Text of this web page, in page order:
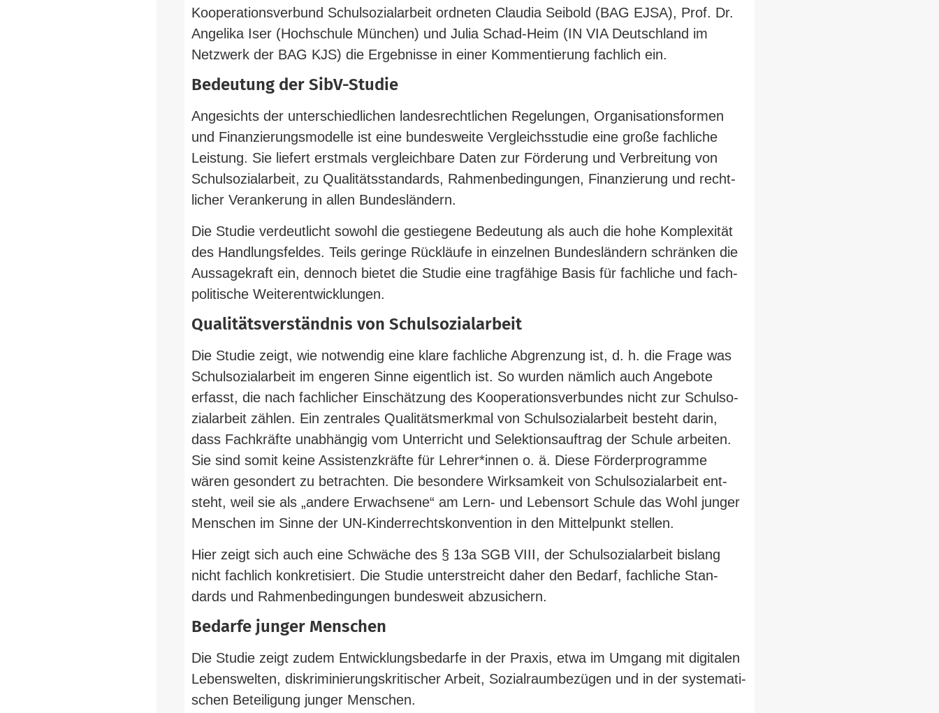
Koope­ra­ti­ons­verbund Schul­so­zi­al­arbeit ord­neten Claudia Seibold (BAG EJSA), Prof. Dr.
Angelika Iser (Hoch­schule München) und Julia Schad-​Heim (IN VIA Deutschland im
Netzwerk der BAG KJS) die Ergeb­nisse in einer Kom­men­tierung fachlich ein.
Bedeutung der SibV-Studie
Ange­sichts der unter­schied­lichen lan­des­recht­lichen Rege­lungen, Orga­ni­sa­ti­ons­formen
und Finan­zie­rungs­mo­delle ist eine bun­des­weite Ver­gleichs­studie eine große fach­liche
Leistung. Sie liefert erstmals ver­gleichbare Daten zur För­derung und Ver­breitung von
Schul­so­zi­al­arbeit, zu Qua­li­täts­stan­dards, Rah­men­be­din­gungen, Finan­zierung und recht­
licher Ver­an­kerung in allen Bundesländern.
Die Studie ver­deut­licht sowohl die gestiegene Bedeutung als auch die hohe Kom­ple­xität
des Hand­lungs­feldes. Teils geringe Rück­läufe in ein­zelnen Bun­des­ländern schränken die
Aus­sa­ge­kraft ein, dennoch bietet die Studie eine trag­fähige Basis für fach­liche und fach­
po­li­tische Weiterentwicklungen.
Qua­li­täts­ver­ständnis von Schulsozialarbeit
Die Studie zeigt, wie not­wendig eine klare fach­liche Abgrenzung ist, d. h. die Frage was
Schul­so­zi­al­arbeit im engeren Sinne eigentlich ist. So wurden nämlich auch Angebote
erfasst, die nach fach­licher Ein­schätzung des Koope­ra­ti­ons­ver­bundes nicht zur Schul­so­
zi­al­arbeit zählen. Ein zen­trales Qua­li­täts­merkmal von Schul­so­zi­al­arbeit besteht darin,
dass Fach­kräfte unab­hängig vom Unter­richt und Selek­ti­ons­auftrag der Schule arbeiten.
Sie sind somit keine Assis­tenz­kräfte für Lehrer*innen o. ä. Diese För­der­pro­gramme
wären gesondert zu betrachten. Die besondere Wirk­samkeit von Schul­so­zi­al­arbeit ent­
steht, weil sie als „andere Erwachsene“ am Lern- und Lebensort Schule das Wohl junger
Men­schen im Sinne der UN-​Kinderrechtskonvention in den Mit­tel­punkt stellen.
Hier zeigt sich auch eine Schwäche des § 13a SGB VIII, der Schul­so­zi­al­arbeit bislang
nicht fachlich kon­kre­ti­siert. Die Studie unter­streicht daher den Bedarf, fach­liche Stan­
dards und Rah­men­be­din­gungen bun­desweit abzusichern.
Bedarfe junger Menschen
Die Studie zeigt zudem Ent­wick­lungs­be­darfe in der Praxis, etwa im Umgang mit digi­talen
Lebens­welten, dis­kri­mi­nie­rungs­kri­ti­scher Arbeit, Sozi­al­raum­be­zügen und in der sys­te­ma­ti­
schen Betei­ligung junger Menschen.